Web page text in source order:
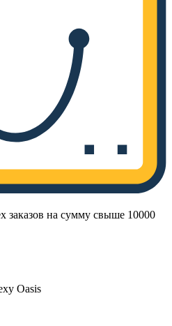
заказов на сумму свыше 10000
Oasis